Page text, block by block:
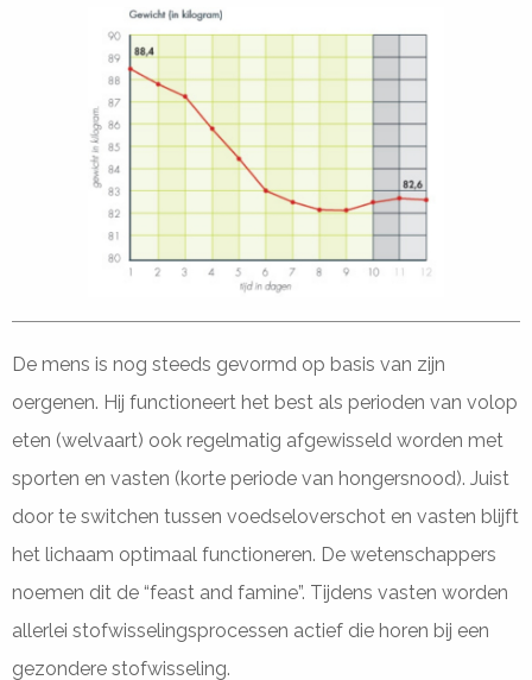
De mens is nog steeds gevormd op basis van zijn
oergenen. Hij functioneert het best als perioden van volop
eten (welvaart) ook regelmatig afgewisseld worden met
sporten en vasten (korte periode van hongersnood). Juist
door te switchen tussen voedseloverschot en vasten blijft
het lichaam optimaal functioneren. De wetenschappers
noemen dit de “feast and famine”. Tijdens vasten worden
allerlei stofwisselingsprocessen actief die horen bij een
gezondere stofwisseling.